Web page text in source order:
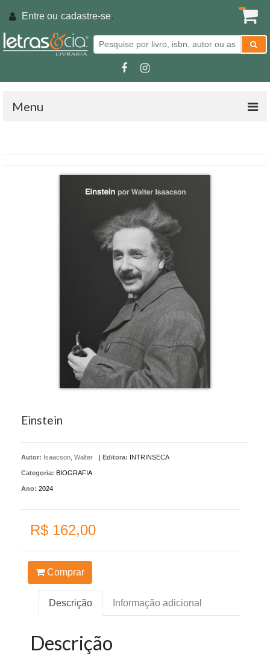
Entre ou cadastre-se.
Menu
Einstein
Autor: Isaacson, Walter | Editora: INTRINSECA
Categoria: BIOGRAFIA
Ano: 2024
R$ 162,00
Comprar
Descrição Informação adicional
Descrição